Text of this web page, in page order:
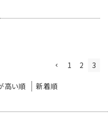
高い順 新着順
1 2 3